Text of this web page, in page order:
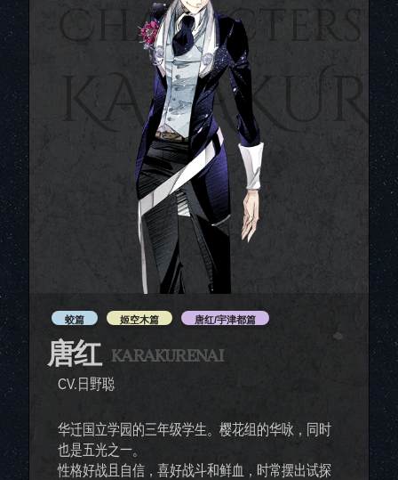
Characters
蛟篇 姬空木篇 唐红/宇津都篇
唐红 KARAKURENAI
CV.日野聪
华迁国立学园的三年级学生。樱花组的华咏，同时
也是五光之一。
性格好战且自信，喜好战斗和鲜血，时常摆出试探